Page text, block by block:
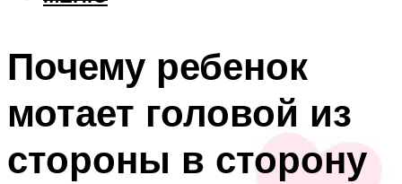
Почему ребенок
мотает головой из
стороны в сторону